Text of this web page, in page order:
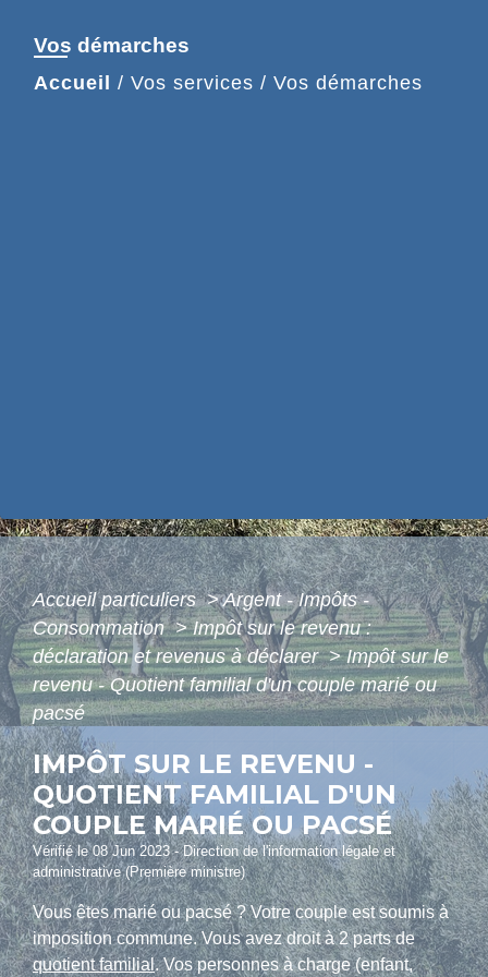
Vos démarches
Accueil / Vos services / Vos démarches
Accueil particuliers> Argent - Impôts -
Consommation> Impôt sur le revenu :
déclaration et revenus à déclarer> Impôt sur le
revenu - Quotient familial d'un couple marié ou
pacsé
IMPÔT SUR LE REVENU -
QUOTIENT FAMILIAL D'UN
COUPLE MARIÉ OU PACSÉ
Vérifié le 08 Jun 2023 - Direction de l'information légale et
administrative (Première ministre)
Vous êtes marié ou pacsé ? Votre couple est soumis à
imposition commune. Vous avez droit à 2 parts de
quotient familial. Vos personnes à charge (enfant,